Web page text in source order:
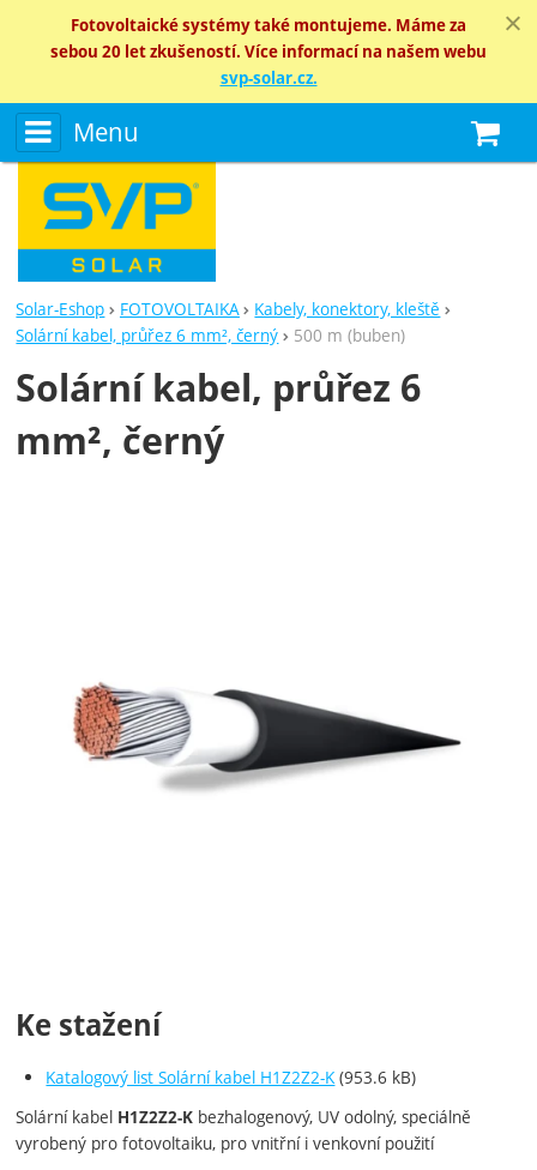
Fotovoltaické systémy také montujeme. Máme za
sebou 20 let zkušeností. Více informací na našem webu
svp-solar.cz.
Menu
Solar-Eshop FOTOVOLTAIKA
Kabely, konektory, kleště
Solární kabel, průřez 6 mm², černý
500 m (buben)
Solární kabel, průřez 6
mm², černý
Ke stažení
Katalogový list Solární kabel H1Z2Z2-K (953.6 kB)
Solární kabel H1Z2Z2-K bezhalogenový, UV odolný, speciálně
vyrobený pro fotovoltaiku, pro vnitřní i venkovní použití